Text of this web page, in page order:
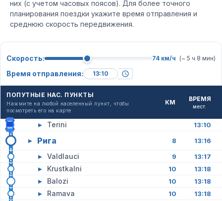
них (с учетом часовых поясов). Для более точного
планирования поездки укажите время отправления и
среднюю скорость передвижения.
Скорость: 74 км/ч (~ 5 ч 8 мин)
Время отправления:
ПОПУТНЫЕ НАС. ПУНКТЫ
Нажмите на любой населенный пункт, чтобы
посмотреть его на карте
КМ ВРЕМЯ
мест.
▸ Terini 13:10
▸ Рига 8 13:16
▸ Valdlauci 9 13:17
▸ Krustkalni 10 13:18
▸ Balozi 10 13:18
▸ Ramava 10 13:18